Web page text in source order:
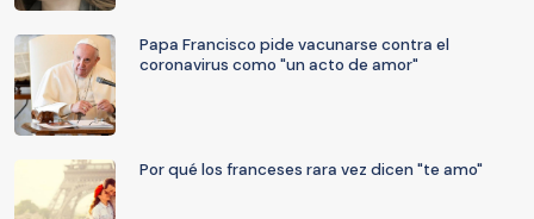
Papa Francisco pide vacunarse contra el
coronavirus como "un acto de amor"
Por qué los franceses rara vez dicen "te amo"